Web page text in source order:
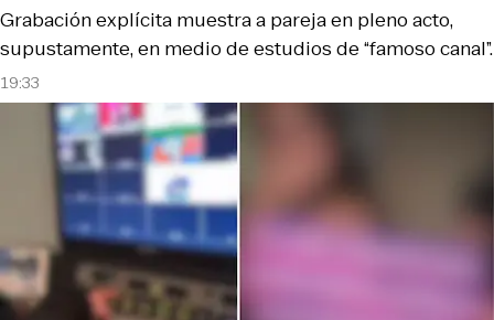
19:33
Grabación explícita muestra a pareja en pleno acto,
supustamente, en medio de estudios de “famoso canal”.